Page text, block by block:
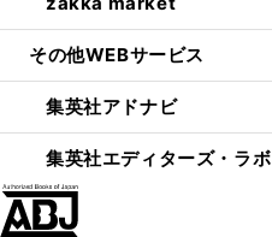
その他WEBサービス
集英社アドナビ
集英社エディターズ・ラボ